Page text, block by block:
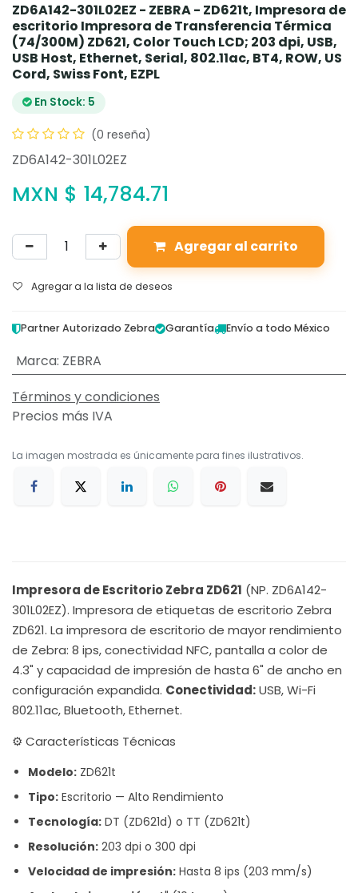
ZD6A142-301L02EZ - ZEBRA - ZD621t, Impresora de
escritorio Impresora de Transferencia Térmica
(74/300M) ZD621, Color Touch LCD; 203 dpi, USB,
USB Host, Ethernet, Serial, 802.11ac, BT4, ROW, US
Cord, Swiss Font, EZPL
En Stock: 5
(0 reseña)
ZD6A142-301L02EZ
MXN $ 14,784.71
Agregar al carrito
Agregar a la lista de deseos
Partner Autorizado Zebra Garantía Envío a todo México
Marca: ZEBRA
Términos y condiciones
Precios más IVA
La imagen mostrada es únicamente para fines ilustrativos.
Impresora de Escritorio Zebra ZD621 (NP. ZD6A142-
301L02EZ). Impresora de etiquetas de escritorio Zebra
ZD621. La impresora de escritorio de mayor rendimiento
de Zebra: 8 ips, conectividad NFC, pantalla a color de
4.3" y capacidad de impresión de hasta 6" de ancho en
configuración expandida. Conectividad:USB, Wi-Fi
802.11ac, Bluetooth, Ethernet.
⚙️ Características Técnicas
Modelo: ZD621t
Tipo: Escritorio — Alto Rendimiento
Tecnología: DT (ZD621d) o TT (ZD621t)
Resolución: 203 dpi o 300 dpi
Velocidad de impresión: Hasta 8 ips (203 mm/s)